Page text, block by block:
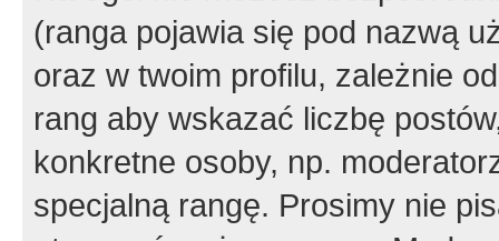
(ranga pojawia się pod nazwą
oraz w twoim profilu, zależnie
rang aby wskazać liczbę
konkretne osoby, np.
specjalną rangę. Prosimy nie